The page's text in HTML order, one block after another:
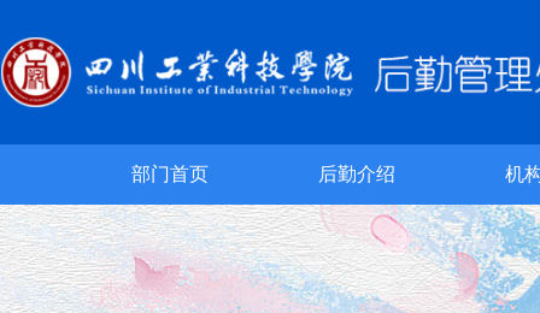
部门首页 后勤介绍 机